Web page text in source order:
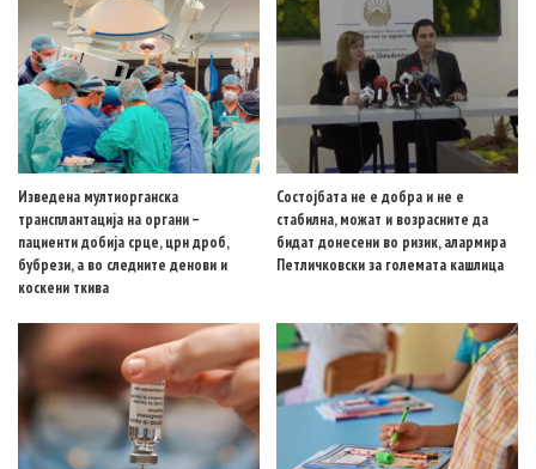
Изведена мултиорганска
трансплантација на органи –
пациенти добија срце, црн дроб,
бубрези, а во следните денови и
коскени ткива
Состојбата не е добра и не е
стабилна, можат и возрасните да
бидат донесени во ризик, алармира
Петличковски за големата кашлица